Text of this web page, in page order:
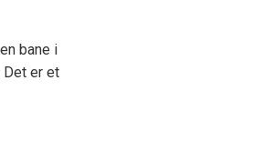
bane i
Det er et